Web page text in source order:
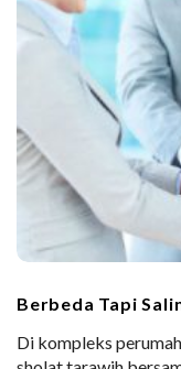
Berbeda Tapi
Di kompleks